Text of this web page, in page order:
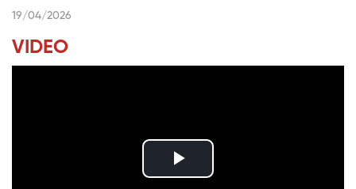
19/04/2026
VIDEO
P